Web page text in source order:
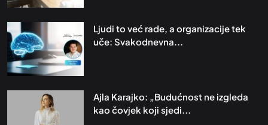
Ljudi to već rade, a organizacije tek
uče: Svakodnevna...
Ajla Karajko: „Budućnost ne izgleda
kao čovjek koji sjedi...